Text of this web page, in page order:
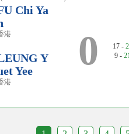
Chi Ya
港
Y
Yee
港
0 17 -
9 - 21